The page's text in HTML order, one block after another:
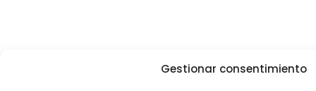
Gestionar consentimiento